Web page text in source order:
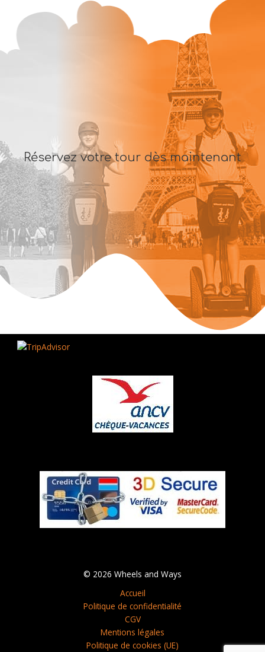
Réservez votre tour dès maintenant
© 2026 Wheels and Ways
Accueil
Politique de confidentialité
CGV
Mentions légales
Politique de cookies (UE)